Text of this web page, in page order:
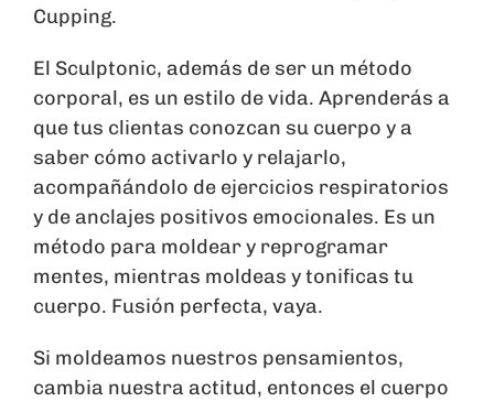
Cupping.
El Sculptonic, además de ser un método
corporal, es un estilo de vida. Aprenderás a
que tus clientas conozcan su cuerpo y a
saber cómo activarlo y relajarlo,
acompañándolo de ejercicios respiratorios
y de anclajes positivos emocionales. Es un
método para moldear y reprogramar
mentes, mientras moldeas y tonificas tu
cuerpo. Fusión perfecta, vaya.
Si moldeamos nuestros pensamientos,
cambia nuestra actitud, entonces el cuerpo